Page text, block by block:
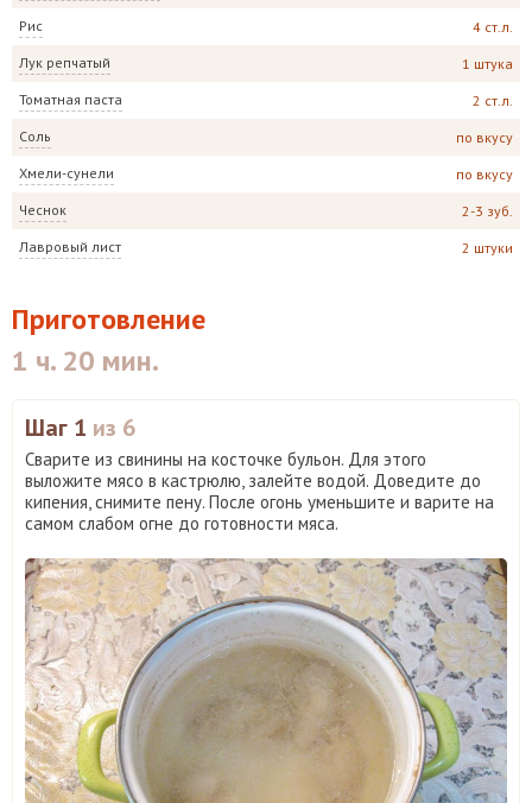
Рис 4 ст.л.
Лук репчатый 1 штука
Томатная паста 2 ст.л.
Соль по вкусу
Хмели-сунели по вкусу
Чеснок 2-3 зуб.
Лавровый лист 2 штуки
Приготовление
1 ч. 20 мин.
Шаг 1 из 6
Сварите из свинины на косточке бульон. Для этого
выложите мясо в кастрюлю, залейте водой. Доведите до
кипения, снимите пену. После огонь уменьшите и варите на
самом слабом огне до готовности мяса.